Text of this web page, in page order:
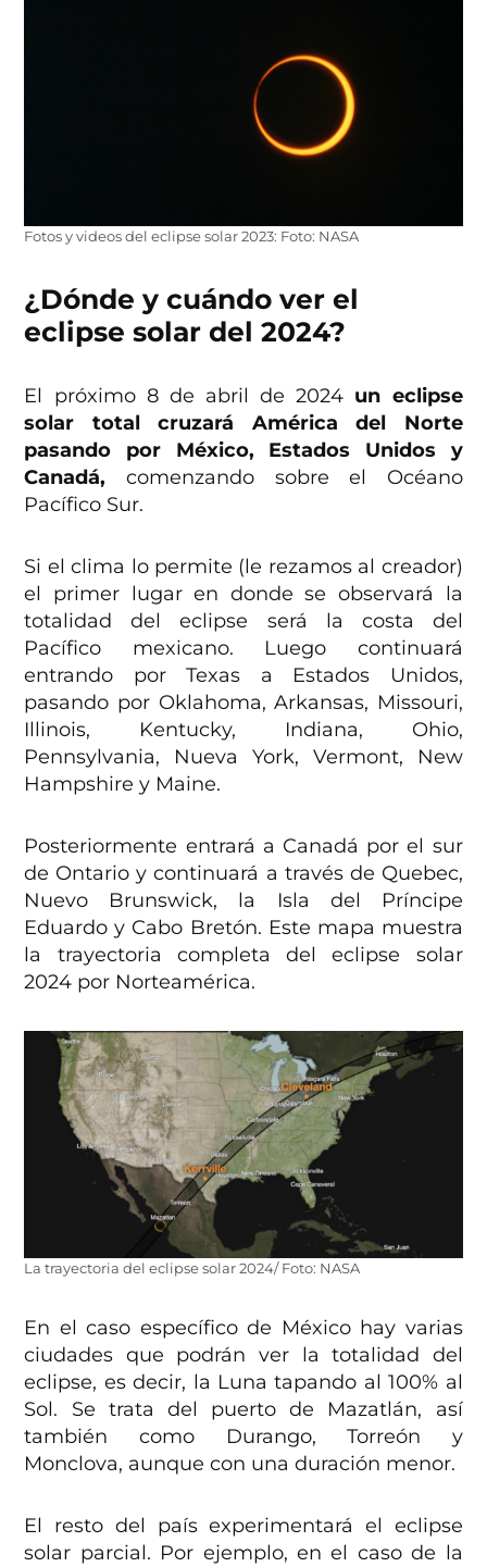
Fotos y videos del eclipse solar 2023: Foto: NASA
¿Dónde y cuándo ver el
eclipse solar del 2024?
El próximo 8 de abril de 2024 un eclipse
solar total cruzará América del Norte
pasando por México, Estados Unidos y
Canadá, comenzando sobre el Océano
Pacífico Sur.
Si el clima lo permite (le rezamos al creador)
el primer lugar en donde se observará la
totalidad del eclipse será la costa del
Pacífico mexicano. Luego continuará
entrando por Texas a Estados Unidos,
pasando por Oklahoma, Arkansas, Missouri,
Illinois, Kentucky, Indiana, Ohio,
Pennsylvania, Nueva York, Vermont, New
Hampshire y Maine.
Posteriormente entrará a Canadá por el sur
de Ontario y continuará a través de Quebec,
Nuevo Brunswick, la Isla del Príncipe
Eduardo y Cabo Bretón. Este mapa muestra
la trayectoria completa del eclipse solar
2024 por Norteamérica.
La trayectoria del eclipse solar 2024/ Foto: NASA
En el caso específico de México hay varias
ciudades que podrán ver la totalidad del
eclipse, es decir, la Luna tapando al 100% al
Sol. Se trata del puerto de Mazatlán, así
también como Durango, Torreón y
Monclova, aunque con una duración menor.
El resto del país experimentará el eclipse
solar parcial. Por ejemplo, en el caso de la